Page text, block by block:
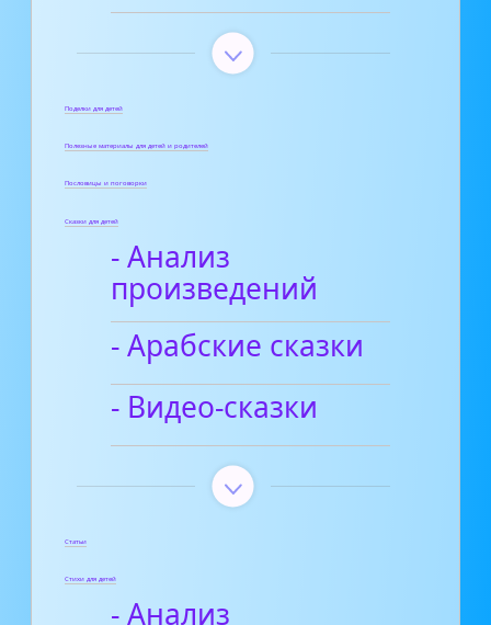
Поделки для детей
Полезные материалы для детей и родителей
Пословицы и поговорки
Сказки для детей
- Анализ
произведений
- Арабские сказки
- Видео-сказки
Статьи
Стихи для детей
- Анализ